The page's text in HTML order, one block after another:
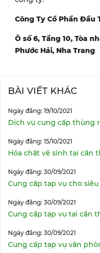
Công Ty Cổ Phần Đầu
Ô số 6, Tầng 10, Tòa
Phước Hải, Nha Trang
BÀI VIẾT KHÁC
Ngày đăng: 19/10/2021
Dịch vụ cung cấp thùng
Ngày đăng: 15/10/2021
Hóa chất vệ sinh tại cần
Ngày đăng: 30/09/2021
Cung cấp tạp vụ cho
Ngày đăng: 30/09/2021
Cung cấp tạp vụ tại cần
Ngày đăng: 30/09/2021
Cung cấp tạp vụ văn